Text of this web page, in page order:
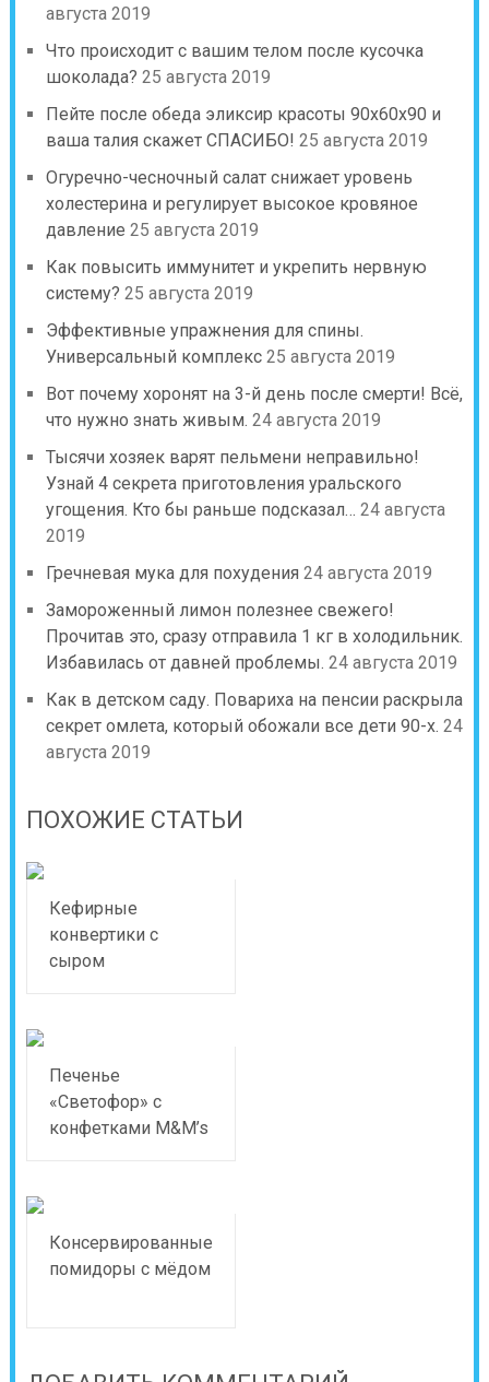
августа 2019
Что происходит с вашим телом после кусочка
шоколада? 25 августа 2019
Пейте после обеда эликсир красоты 90х60х90 и
ваша талия скажет СПАСИБО! 25 августа 2019
Огуречно-чесночный салат снижает уровень
холестерина и регулирует высокое кровяное
давление 25 августа 2019
Как повысить иммунитет и укрепить нервную
систему? 25 августа 2019
Эффективные упражнения для спины.
Универсальный комплекс 25 августа 2019
Вот почему хоронят на 3-й день после смерти! Всё,
что нужно знать живым. 24 августа 2019
Тысячи хозяек варят пельмени неправильно!
Узнай 4 секрета приготовления уральского
угощения. Кто бы раньше подсказал… 24 августа
2019
Гречневая мука для похудения 24 августа 2019
Замороженный лимон полезнее свежего!
Прочитав это, сразу отправила 1 кг в холодильник.
Избавилась от давней проблемы. 24 августа 2019
Как в детском саду. Повариха на пенсии раскрыла
секрет омлета, который обожали все дети 90-х. 24
августа 2019
ПОХОЖИЕ СТАТЬИ
Кефирные
конвертики с
сыром
Печенье
«Светофор» с
конфетками M&M’s
Консервированные
помидоры с мёдом